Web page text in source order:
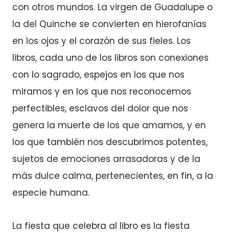
con otros mundos. La virgen de Guadalupe o
la del Quinche se convierten en hierofanías
en los ojos y el corazón de sus fieles. Los
libros, cada uno de los libros son conexiones
con lo sagrado, espejos en los que nos
miramos y en los que nos reconocemos
perfectibles, esclavos del dolor que nos
genera la muerte de los que amamos, y en
los que también nos descubrimos potentes,
sujetos de emociones arrasadoras y de la
más dulce calma, pertenecientes, en fin, a la
especie humana.
La fiesta que celebra al libro es la fiesta